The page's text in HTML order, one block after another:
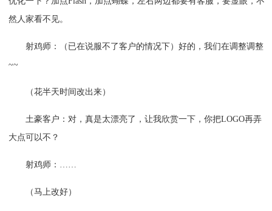
然人家看不见。
射鸡师：（已在说服不了客户的情况下）好的，我们在调整调整
~~
（花半天时间改出来）
土豪客户：对，真是太漂亮了，让我欣赏一下，你把LOGO再弄
大点可以不？
射鸡师：……
（马上改好）